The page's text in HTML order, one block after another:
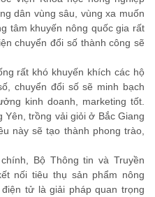
dân vùng sâu, vùng xa muốn
tâm khuyến nông quốc gia rất
chuyển đổi số thành công sẽ
rất khó khuyến khích các hộ
chuyển đổi số sẽ minh bạch
kinh doanh, marketing tốt.
trồng vải giỏi ở Bắc Giang
này sẽ tạo thành phong trào,
Bộ Thông tin và Truyền
nối tiêu thụ sản phẩm nông
tử là giải pháp quan trọng